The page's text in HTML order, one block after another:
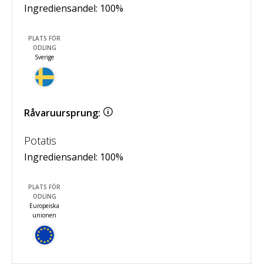
Ingrediensandel: 100%
PLATS FÖR
ODLING
Sverige
Råvaruursprung:
Potatis
Ingrediensandel: 100%
PLATS FÖR
ODLING
Europeiska
unionen